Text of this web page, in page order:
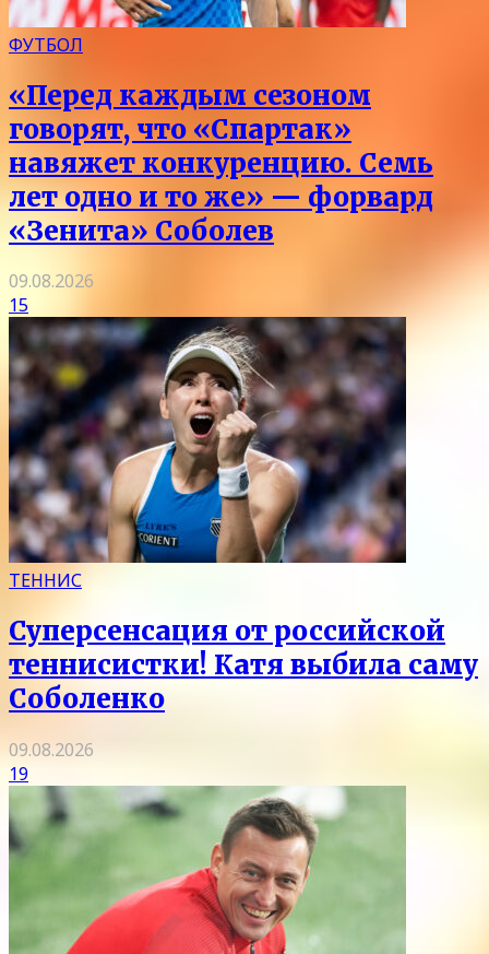
ФУТБОЛ
«Перед каждым сезоном
говорят, что «Спартак»
навяжет конкуренцию. Семь
лет одно и то же» — форвард
«Зенита» Соболев
09.08.2026
15
ТЕННИС
Суперсенсация от российской
теннисистки! Катя выбила саму
Соболенко
09.08.2026
19